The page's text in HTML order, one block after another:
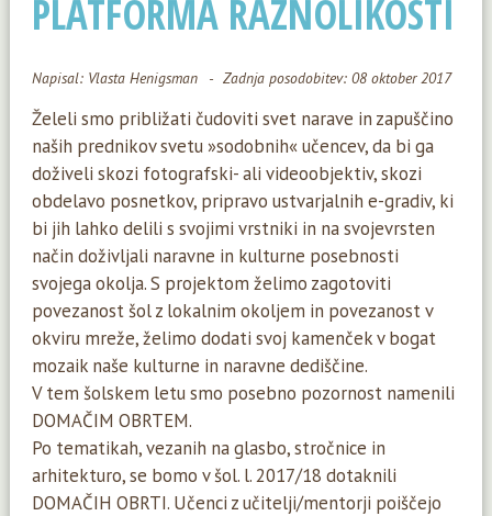
PLATFORMA RAZNOLIKOSTI
Napisal: Vlasta Henigsman Zadnja posodobitev: 08 oktober 2017
Želeli smo približati čudoviti svet narave in zapuščino
naših prednikov svetu »sodobnih« učencev, da bi ga
doživeli skozi fotografski- ali videoobjektiv, skozi
obdelavo posnetkov, pripravo ustvarjalnih e-gradiv, ki
bi jih lahko delili s svojimi vrstniki in na svojevrsten
način doživljali naravne in kulturne posebnosti
svojega okolja. S projektom želimo zagotoviti
povezanost šol z lokalnim okoljem in povezanost v
okviru mreže, želimo dodati svoj kamenček v bogat
mozaik naše kulturne in naravne dediščine.
V tem šolskem letu smo posebno pozornost namenili
DOMAČIM OBRTEM.
Po tematikah, vezanih na glasbo, stročnice in
arhitekturo, se bomo v šol. l. 2017/18 dotaknili
DOMAČIH OBRTI. Učenci z učitelji/mentorji poiščejo